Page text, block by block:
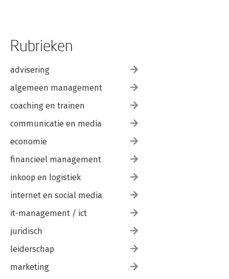
Rubrieken
advisering
algemeen management
coaching en trainen
communicatie en media
economie
financieel management
inkoop en logistiek
internet en social media
it-management / ict
juridisch
leiderschap
marketing